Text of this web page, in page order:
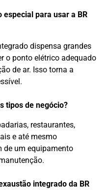
para usar a BR
dispensa grandes
o ponto elétrico adequado
de ar. Isso torna a
tipos de negócio?
restaurantes,
e até mesmo
de um equipamento
integrado da BR